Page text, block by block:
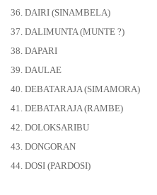
36. DAIRI (SINAMBELA)
37. DALIMUNTA (MUNTE ?)
38. DAPARI
39. DAULAE
40. DEBATARAJA (SIMAMORA)
41. DEBATARAJA (RAMBE)
42. DOLOKSARIBU
43. DONGORAN
44. DOSI (PARDOSI)